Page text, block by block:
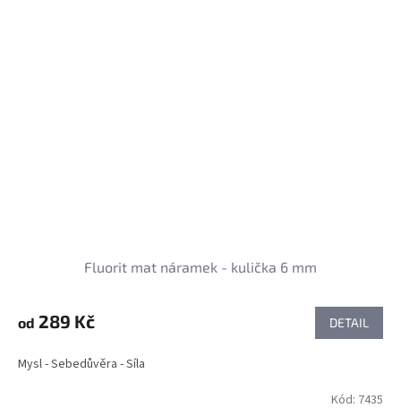
Fluorit mat náramek - kulička 6 mm
od 289 Kč DETAIL
Mysl - Sebedůvěra - Síla
Kód: 7435